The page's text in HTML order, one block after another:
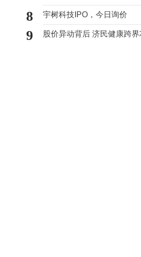
8 宇树科技IPO，今日询价
9 股价异动背后 济民健康跨